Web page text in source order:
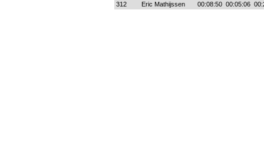
312
Eric Mathijssen 00:08:50 00:05:06